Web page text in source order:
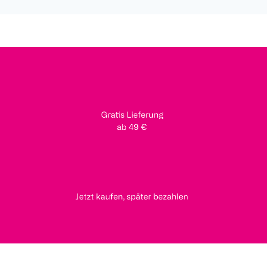
Gratis Lieferung
ab 49 €
Jetzt kaufen, später bezahlen